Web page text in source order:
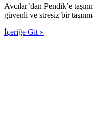
Avcılar’dan Pendik’e
güvenli ve stresiz bir
İçeriğe Git »